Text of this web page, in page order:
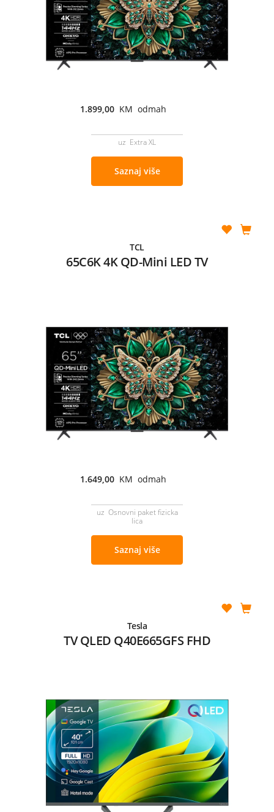
1.899,00 KM odmah
uz Extra XL
Saznaj više
TCL
65C6K 4K QD-Mini LED TV
1.649,00 KM odmah
uz Osnovni paket fizicka
lica
Saznaj više
Tesla
TV QLED Q40E665GFS FHD